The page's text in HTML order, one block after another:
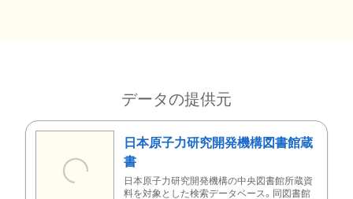
データの提供元
日本原子力研究開発機構図書館蔵
書
日本原子力研究開発機構の中央図書館所蔵資
料を対象とした検索データベース。同図書館